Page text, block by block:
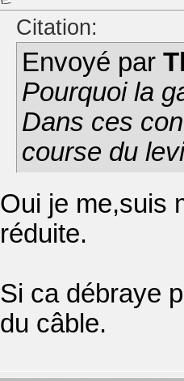
Citation:
Envoyé par
Pourquoi la
Dans ces
course du
Oui je me,suis
réduite.
Si ca débraye
du câble.